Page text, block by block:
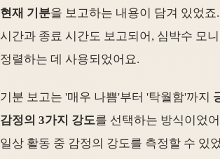
현재 기분을 보고하는 내용이 담겨 있었
시간과 종료 시간도 보고되어, 심박수 모
정렬하는 데 사용되었어요.
기분 보고는 '매우 나쁨'부터 '탁월함'까지
감정의 3가지 강도를 선택하는 방식이었
일상 활동 중 감정의 강도를 측정할 수 있